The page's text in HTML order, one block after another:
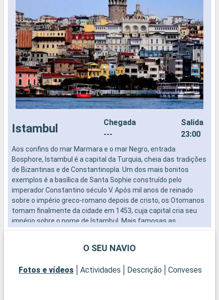
Istambul
Chegada
---
Salida
23:00
Aos confins do mar Marmara e o mar Negro, entrada
Bosphore, Istambul é a capital da Turquia, cheia das tradições
de Bizantinas e de Constantinopla. Um dos mais bonitos
exemplos é a basílica de Santa Sophie construído pelo
imperador Constantino século V. Após mil anos de reinado
sobre o império greco-romano depois de cristo, os Otomanos
tomam finalmente da cidade em 1453, cuja capital cria seu
império sobre o nome de Istambul. Mais famosas as
O SEU NAVIO
Fotos e vídeos Actividades Descrição Conveses